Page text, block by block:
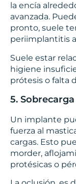
la encía
avanzada.
pronto, suele
periimplantitis
Suele estar
higiene
prótesis o falta
5.
Un implante
fuerza al
cargas. Esto
morder,
protésicas o